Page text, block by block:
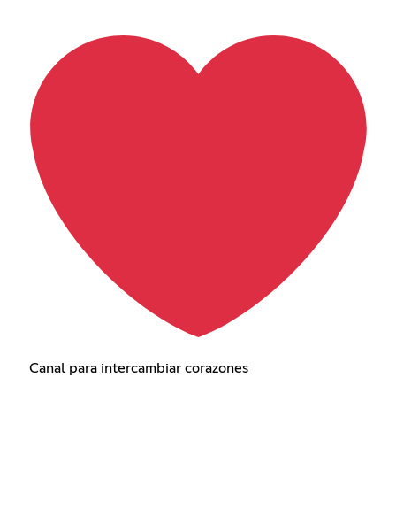
Canal para intercambiar corazones